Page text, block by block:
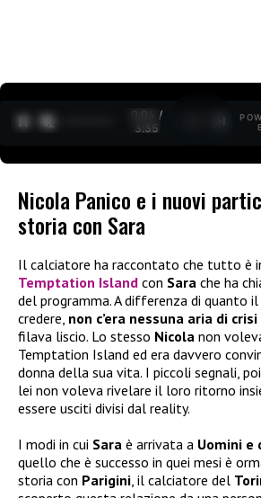
0:04 /
3:35
Nicola Panico e i nuovi
storia con Sara
Il calciatore ha raccontato che tutto è
Temptation Island con Sara che ha
del programma. A differenza di quanto
credere, non c’era nessuna aria di
filava liscio. Lo stesso Nicola non
Temptation Island ed era davvero
donna della sua vita. I piccoli segnali,
lei non voleva rivelare il loro ritorno
essere usciti divisi dal reality.
I modi in cui Sara è arrivata a Uomini e
quello che è successo in quei mesi è
storia con Parigini, il calciatore del